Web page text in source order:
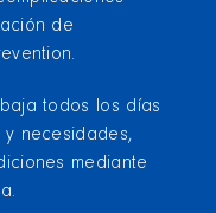
de
todos los días
necesidades,
mediante